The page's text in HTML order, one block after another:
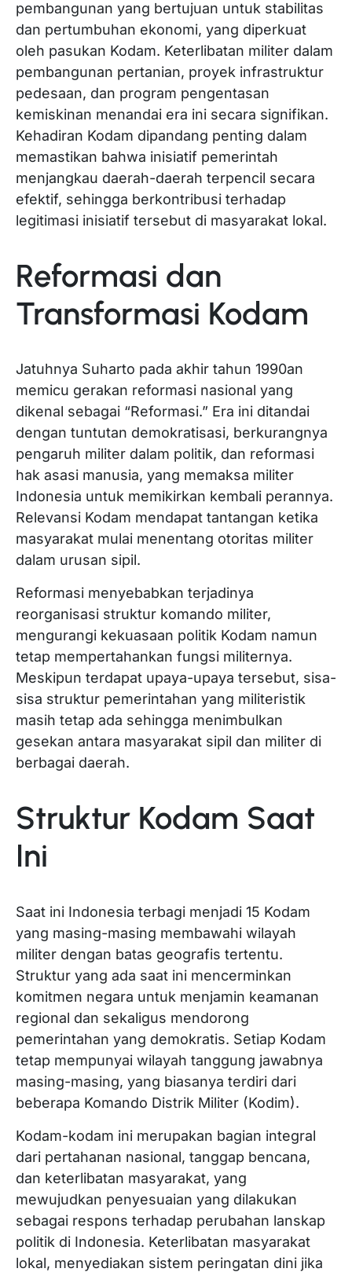
pembangunan yang bertujuan untuk stabilitas
dan pertumbuhan ekonomi, yang diperkuat
oleh pasukan Kodam. Keterlibatan militer dalam
pembangunan pertanian, proyek infrastruktur
pedesaan, dan program pengentasan
kemiskinan menandai era ini secara signifikan.
Kehadiran Kodam dipandang penting dalam
memastikan bahwa inisiatif pemerintah
menjangkau daerah-daerah terpencil secara
efektif, sehingga berkontribusi terhadap
legitimasi inisiatif tersebut di masyarakat lokal.
Reformasi dan
Transformasi Kodam
Jatuhnya Suharto pada akhir tahun 1990an
memicu gerakan reformasi nasional yang
dikenal sebagai “Reformasi.” Era ini ditandai
dengan tuntutan demokratisasi, berkurangnya
pengaruh militer dalam politik, dan reformasi
hak asasi manusia, yang memaksa militer
Indonesia untuk memikirkan kembali perannya.
Relevansi Kodam mendapat tantangan ketika
masyarakat mulai menentang otoritas militer
dalam urusan sipil.
Reformasi menyebabkan terjadinya
reorganisasi struktur komando militer,
mengurangi kekuasaan politik Kodam namun
tetap mempertahankan fungsi militernya.
Meskipun terdapat upaya-upaya tersebut, sisa-
sisa struktur pemerintahan yang militeristik
masih tetap ada sehingga menimbulkan
gesekan antara masyarakat sipil dan militer di
berbagai daerah.
Struktur Kodam Saat
Ini
Saat ini Indonesia terbagi menjadi 15 Kodam
yang masing-masing membawahi wilayah
militer dengan batas geografis tertentu.
Struktur yang ada saat ini mencerminkan
komitmen negara untuk menjamin keamanan
regional dan sekaligus mendorong
pemerintahan yang demokratis. Setiap Kodam
tetap mempunyai wilayah tanggung jawabnya
masing-masing, yang biasanya terdiri dari
beberapa Komando Distrik Militer (Kodim).
Kodam-kodam ini merupakan bagian integral
dari pertahanan nasional, tanggap bencana,
dan keterlibatan masyarakat, yang
mewujudkan penyesuaian yang dilakukan
sebagai respons terhadap perubahan lanskap
politik di Indonesia. Keterlibatan masyarakat
lokal, menyediakan sistem peringatan dini jika